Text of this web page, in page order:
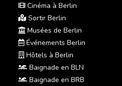
Cinéma à Berlin
Sortir Berlin
Musées de Berlin
Événements Berlin
Hôtels à Berlin
Baignade en BLN
Baignade en BRB